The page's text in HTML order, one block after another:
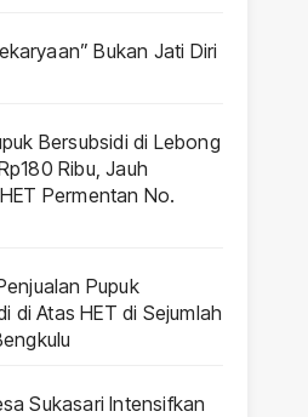
Bukan Jati Diri
Bersubsidi di Lebong
Ribu, Jauh
Permentan No.
Pupuk
di Atas HET di Sejumlah
Sukasari Intensifkan